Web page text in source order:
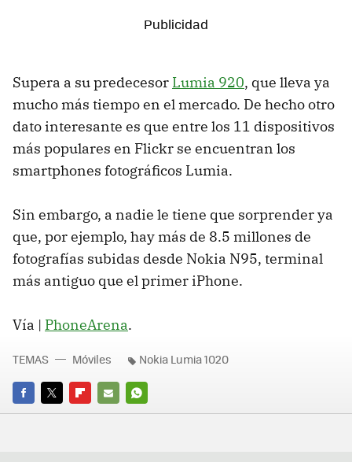
Supera a su predecesor Lumia 920, que lleva ya
mucho más tiempo en el mercado. De hecho otro
dato interesante es que entre los 11 dispositivos
más populares en Flickr se encuentran los
smartphones fotográficos Lumia.
Sin embargo, a nadie le tiene que sorprender ya
que, por ejemplo, hay más de 8.5 millones de
fotografías subidas desde Nokia N95, terminal
más antiguo que el primer iPhone.
Vía | PhoneArena.
FACEBOOK
TWITTERFLIPBOARD
E-
WHATSAPP
TEMAS Móviles Nokia Lumia 1020